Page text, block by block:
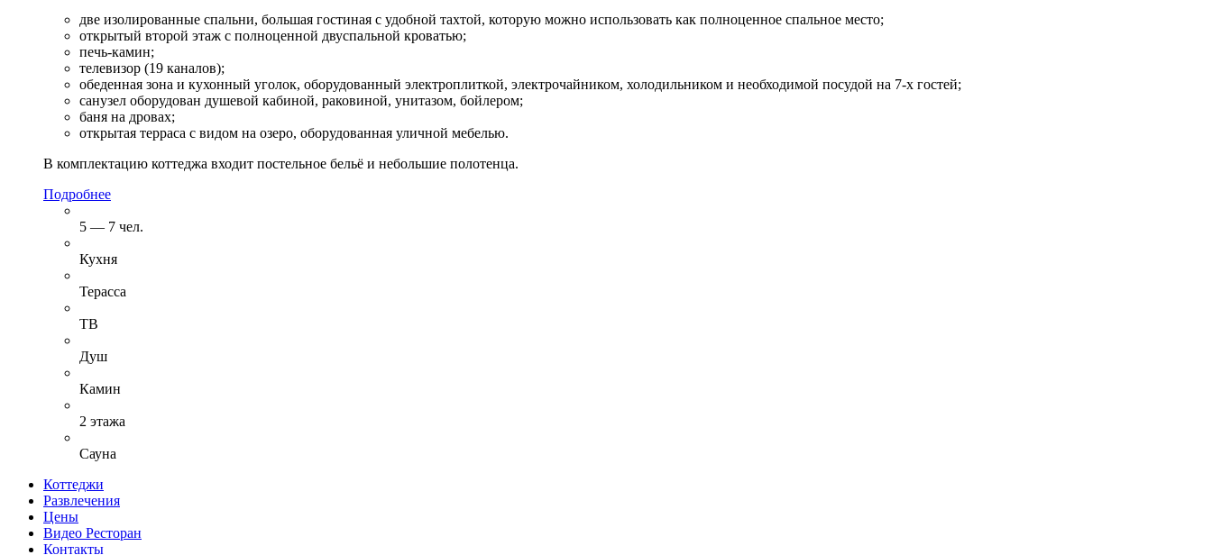
две изолированные спальни, большая гостиная c удобной тахтой, которую можно использовать как полноценное спальное место;
открытый второй этаж с полноценной двуспальной кроватью;
печь-камин;
телевизор (19 каналов);
обеденная зона и кухонный уголок, оборудованный электроплиткой, электрочайником, холодильником и необходимой посудой на 7-х гостей;
санузел оборудован душевой кабиной, раковиной, унитазом, бойлером;
баня на дровах;
открытая терраса с видом на озеро, оборудованная уличной мебелью.
В комплектацию коттеджа входит постельное бельё и небольшие полотенца.
Подробнее
5 — 7 чел.
Кухня
Терасса
ТВ
Душ
Камин
2 этажа
Сауна
Коттеджи
Развлечения
Цены
Видео Ресторан
Контакты